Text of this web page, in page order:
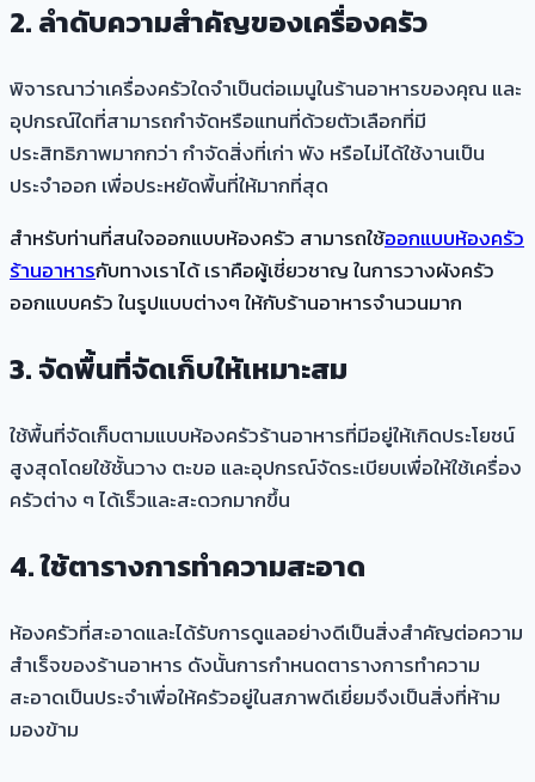
2. ลำดับความสำคัญของเครื่องครัว
พิจารณาว่าเครื่องครัวใดจำเป็นต่อเมนูในร้านอาหารของคุณ และ
อุปกรณ์ใดที่สามารถกำจัดหรือแทนที่ด้วยตัวเลือกที่มี
ประสิทธิภาพมากกว่า กำจัดสิ่งที่เก่า พัง หรือไม่ได้ใช้งานเป็น
ประจำออก เพื่อประหยัดพื้นที่ให้มากที่สุด
สำหรับท่านที่สนใจออกแบบห้องครัว สามารถใช้ออกแบบห้องครัว
ร้านอาหารกับทางเราได้ เราคือผู้เชี่ยวชาญ ในการวางผังครัว
ออกแบบครัว ในรูปแบบต่างๆ ให้กับร้านอาหารจำนวนมาก
3. จัดพื้นที่จัดเก็บให้เหมาะสม
ใช้พื้นที่จัดเก็บตามแบบห้องครัวร้านอาหารที่มีอยู่ให้เกิดประโยชน์
สูงสุดโดยใช้ชั้นวาง ตะขอ และอุปกรณ์จัดระเบียบเพื่อให้ใช้เครื่อง
ครัวต่าง ๆ ได้เร็วและสะดวกมากขึ้น
4. ใช้ตารางการทำความสะอาด
ห้องครัวที่สะอาดและได้รับการดูแลอย่างดีเป็นสิ่งสำคัญต่อความ
สำเร็จของร้านอาหาร ดังนั้นการกำหนดตารางการทำความ
สะอาดเป็นประจำเพื่อให้ครัวอยู่ในสภาพดีเยี่ยมจึงเป็นสิ่งที่ห้าม
มองข้าม